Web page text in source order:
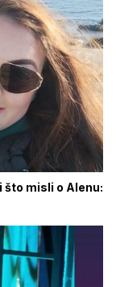
što misli o Alenu: